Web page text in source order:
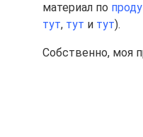
материал по
тут, тут и тут).
Собственно, моя